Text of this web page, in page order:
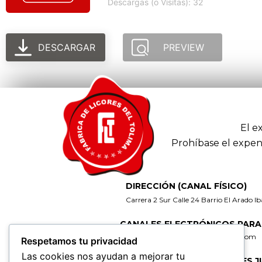
DESCARGAR PREVIEW
El
Prohíbase el
DIRECCIÓN (CANAL FÍSICO)
Carrera 2 Sur Calle 24 Barrio El Arado
CANALES ELECTRÓNICOS
gerencia@fabricadelicoresdeltolima.com
Respetamos tu privacidad
Las cookies nos ayudan a mejorar tu